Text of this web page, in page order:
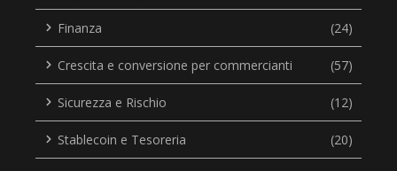
Finanza (24)
Crescita e conversione per commercianti (57)
Sicurezza e Rischio (12)
Stablecoin e Tesoreria (20)